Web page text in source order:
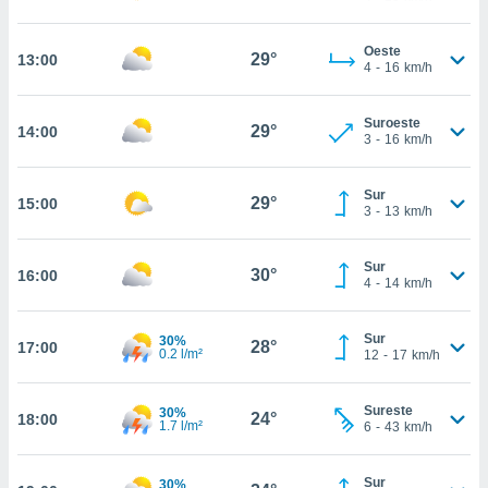
de que
sean
el sitio
para
ni para
aunque
no
acceder a
abono
13:00 29°
Oeste
4 - 16 km/h
14:00 29°
Suroeste
3 - 16 km/h
15:00 29°
Sur
3 - 13 km/h
16:00 30°
Sur
4 - 14 km/h
17:00
30%
0.2 l/m²
28°
Sur
12 - 17 km/h
18:00
30%
1.7 l/m²
24°
Sureste
6 - 43 km/h
30% Sur